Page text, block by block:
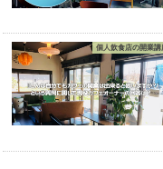
個人飲食店の開業講